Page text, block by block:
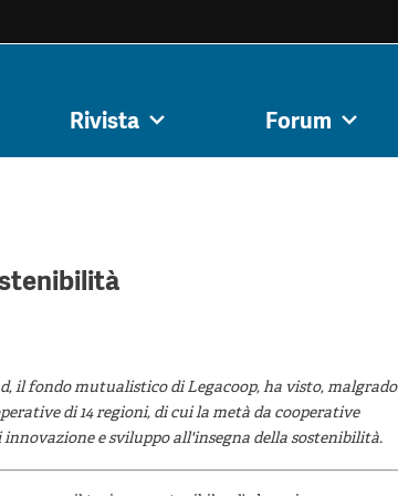
Rivista Forum
Colophon Archivio
Autori Argomenti
Cooperative di
comunità
Impresa sociale e
democrazia
il fondo mutualistico di Legacoop, ha visto, malgrado
di 14 regioni, di cui la metà da cooperative
e sviluppo all'insegna della sostenibilità.